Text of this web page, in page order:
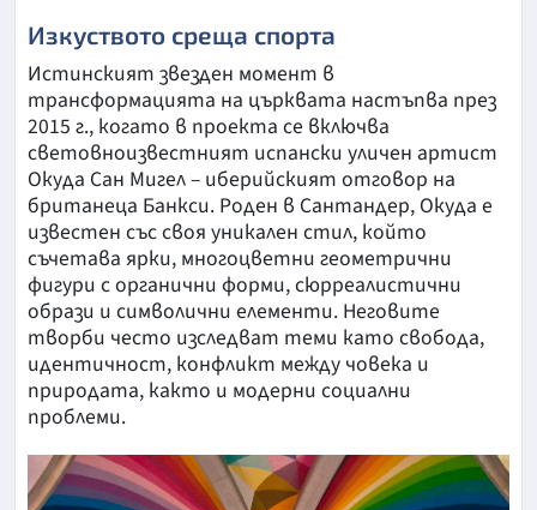
Изкуството среща спорта
Истинският звезден момент в
трансформацията на църквата настъпва през
2015 г., когато в проекта се включва
световноизвестният испански уличен артист
Окуда Сан Мигел – иберийският отговор на
британеца Банкси. Роден в Сантандер, Окуда е
известен със своя уникален стил, който
съчетава ярки, многоцветни геометрични
фигури с органични форми, сюрреалистични
образи и символични елементи. Неговите
творби често изследват теми като свобода,
идентичност, конфликт между човека и
природата, както и модерни социални
проблеми.